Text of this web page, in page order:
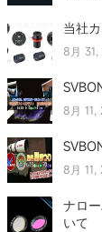
当社
8月
8月 11,
8月 11,
ナロ
いて